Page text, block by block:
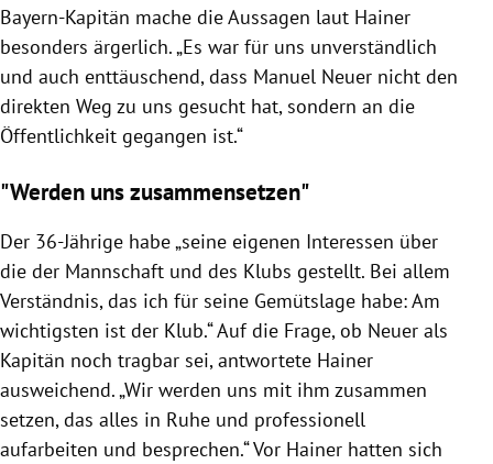
Bayern-Kapitän mache die Aussagen laut Hainer
besonders ärgerlich. „Es war für uns unverständlich
und auch enttäuschend, dass Manuel Neuer nicht den
direkten Weg zu uns gesucht hat, sondern an die
Öffentlichkeit gegangen ist.“
"Werden uns zusammensetzen"
Der 36-Jährige habe „seine eigenen Interessen über
die der Mannschaft und des Klubs gestellt. Bei allem
Verständnis, das ich für seine Gemütslage habe: Am
wichtigsten ist der Klub.“ Auf die Frage, ob Neuer als
Kapitän noch tragbar sei, antwortete Hainer
ausweichend. „Wir werden uns mit ihm zusammen
setzen, das alles in Ruhe und professionell
aufarbeiten und besprechen.“ Vor Hainer hatten sich